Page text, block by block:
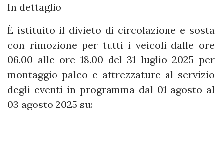
In dettaglio
È istituito il divieto di circolazione e sosta
con rimozione per tutti i veicoli dalle ore
06.00 alle ore 18.00 del 31 luglio 2025 per
montaggio palco e attrezzature al servizio
degli eventi in programma dal 01 agosto al
03 agosto 2025 su: